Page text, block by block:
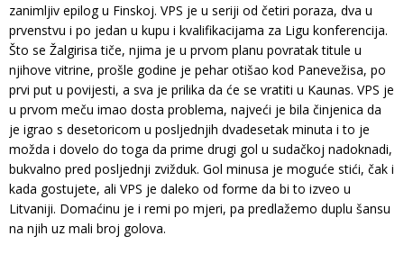
zanimljiv epilog u Finskoj. VPS je u seriji od četiri poraza, dva u
prvenstvu i po jedan u kupu i kvalifikacijama za Ligu konferencija.
Što se Žalgirisa tiče, njima je u prvom planu povratak titule u
njihove vitrine, prošle godine je pehar otišao kod Panevežisa, po
prvi put u povijesti, a sva je prilika da će se vratiti u Kaunas. VPS je
u prvom meču imao dosta problema, najveći je bila činjenica da
je igrao s desetoricom u posljednjih dvadesetak minuta i to je
možda i dovelo do toga da prime drugi gol u sudačkoj nadoknadi,
bukvalno pred posljednji zvižduk. Gol minusa je moguće stići, čak i
kada gostujete, ali VPS je daleko od forme da bi to izveo u
Litvaniji. Domaćinu je i remi po mjeri, pa predlažemo duplu šansu
na njih uz mali broj golova.